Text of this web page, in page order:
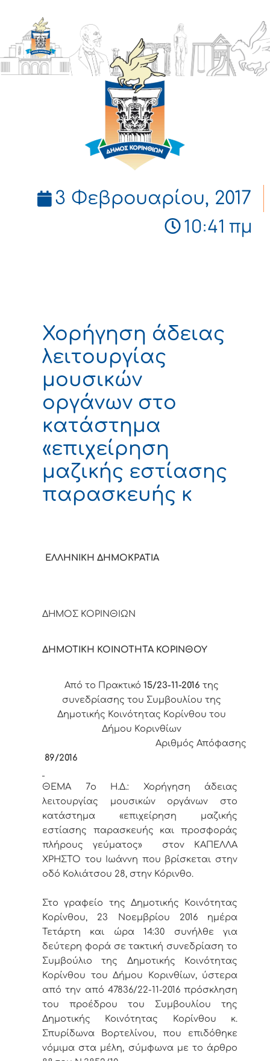
ΔΗΜΟΣ
ΚΟΡΙΝΘΙΩΝ
3 Φεβρουαρίου, 2017
10:41 πμ
Χορήγηση άδειας
λειτουργίας
μουσικών
οργάνων στο
κατάστημα
«επιχείρηση
μαζικής εστίασης
παρασκευής κ
ΕΛΛΗΝΙΚΗ ΔΗΜΟΚΡΑΤΙΑ
ΔΗΜΟΣ ΚΟΡΙΝΘΙΩΝ
ΔΗΜΟΤΙΚΗ ΚΟΙΝΟΤΗΤΑ ΚΟΡΙΝΘΟΥ
Από το Πρακτικό 15/23-11-2016της
συνεδρίασης του Συμβουλίου της
Δημοτικής Κοινότητας Κορίνθου του
Δήμου Κορινθίων
Αριθμός Απόφασης
89/2016
ΘΕΜΑ 7o Η.Δ.: Χορήγηση άδειας
λειτουργίας μουσικών οργάνων στο
κατάστημα «επιχείρηση μαζικής
εστίασης παρασκευής και προσφοράς
πλήρους γεύματος» στον ΚΑΠΕΛΛΑ
ΧΡΗΣΤΟ του Ιωάννη που βρίσκεται στην
οδό Κολιάτσου 28, στην Κόρινθο.
Στο γραφείο της Δημοτικής Κοινότητας
Κορίνθου, 23 Νοεμβρίου 2016 ημέρα
Τετάρτη και ώρα 14:30 συνήλθε για
δεύτερη φορά σε τακτική συνεδρίαση το
Συμβούλιο της Δημοτικής Κοινότητας
Κορίνθου του Δήμου Κορινθίων, ύστερα
από την από 47836/22-11-2016 πρόσκληση
του προέδρου του Συμβουλίου της
Δημοτικής Κοινότητας Κορίνθου κ.
Σπυρίδωνα Βορτελίνου, που επιδόθηκε
νόμιμα στα μέλη, σύμφωνα με το άρθρο